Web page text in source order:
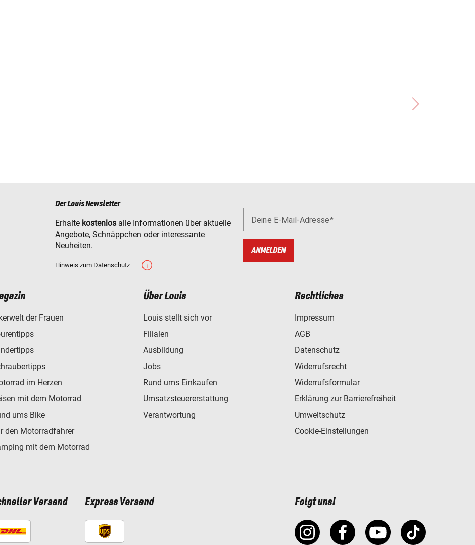
Der Louis Newsletter
Erhalte kostenlos alle Informationen über aktuelle
Angebote, Schnäppchen oder interessante
Neuheiten.
Hinweis zum Datenschutz
Deine E-Mail-Adresse
ANMELDEN
der Frauen
im Herzen
mit dem Motorrad
ums Bike
den Motorradfahrer
mit dem Motorrad
Über Louis
Louis stellt sich vor
Filialen
Ausbildung
Jobs
Rund ums Einkaufen
Umsatzsteuererstattung
Verantwortung
Rechtliches
Impressum
AGB
Datenschutz
Widerrufsrecht
Widerrufsformular
Erklärung zur Barrierefreiheit
Umweltschutz
Cookie-Einstellungen
Versand Express Versand Folgt uns!